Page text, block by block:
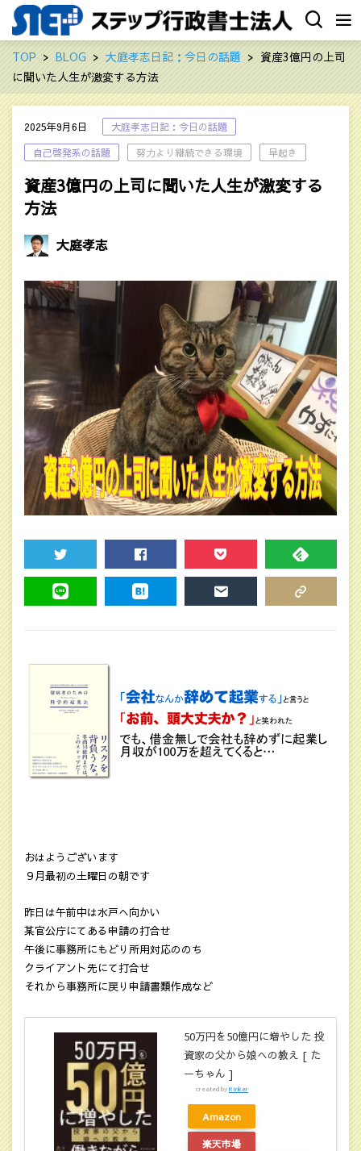
TOP BLOG 大庭孝志日記：今日の話題
資産3億円の上司
に聞いた人生が激変する方法
2025年9月6日
大庭孝志日記：今日の話題
自己啓発系の話題
努力より継続できる環境 早起き
資産3億円の上司に聞いた人生が激変する
方法
大庭孝志
TWEET SHARE POCKET FEEDLY
おはようございます
９月最初の土曜日の朝です
昨日は午前中は水戸へ向かい
某官公庁にてある申請の打合せ
午後に事務所にもどり所用対応ののち
クライアント先にて打合せ
それから事務所に戻り申請書類作成など
50万円を50億円に増やした 投
資家の父から娘への教え [ た
ーちゃん ]
created byRinker
Amazon
楽天市場